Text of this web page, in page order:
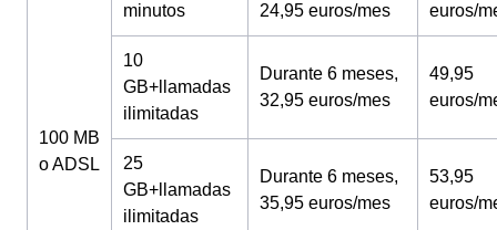
100 MB
o ADSL
minutos
24,95 euros/mes
euros/
10
GB+llamadas
ilimitadas
Durante 6 meses,
32,95 euros/mes
49,95
euros/
25
GB+llamadas
ilimitadas
Durante 6 meses,
35,95 euros/mes
53,95
euros/